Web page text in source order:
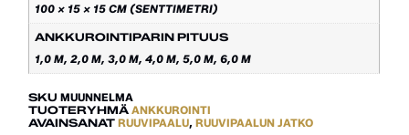
100 × 15 × 15 CM (SENTTIMETRI)
ANKKUROINTIPARIN PITUUS
1,0 M, 2,0 M, 3,0 M, 4,0 M, 5,0 M, 6,0 M
SKUMUUNNELMA
TUOTERYHMÄ ANKKUROINTI
AVAINSANAT RUUVIPAALU,RUUVIPAALUN JATKO